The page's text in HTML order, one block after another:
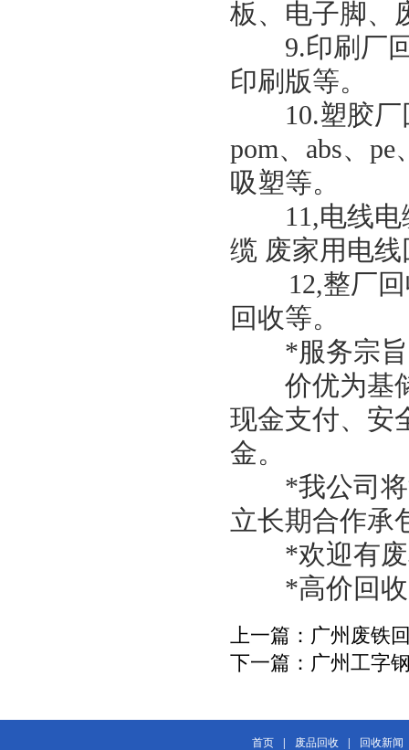
板、电子脚、
9.印刷厂回
印刷版等。
10.塑胶厂
pom、abs、
吸塑等。
11,电线电
缆 废家用电线
12,整厂回
回收等。
*服务宗
价优为基储
现金支付、安
金。
*我公司将
立长期合作承
*欢迎有废
*高价回收
上一篇： 广州废铁
下一篇： 广州工字
首页 废品回收 回收新闻